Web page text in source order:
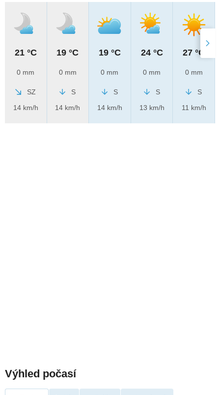
21 °C
0 mm
SZ
14 km/h
19 °C
0 mm
S
14 km/h
19 °C
0 mm
S
14 km/h
24 °C
0 mm
S
13 km/h
27 °C
0 mm
S
11 km/h
Výhled počasí